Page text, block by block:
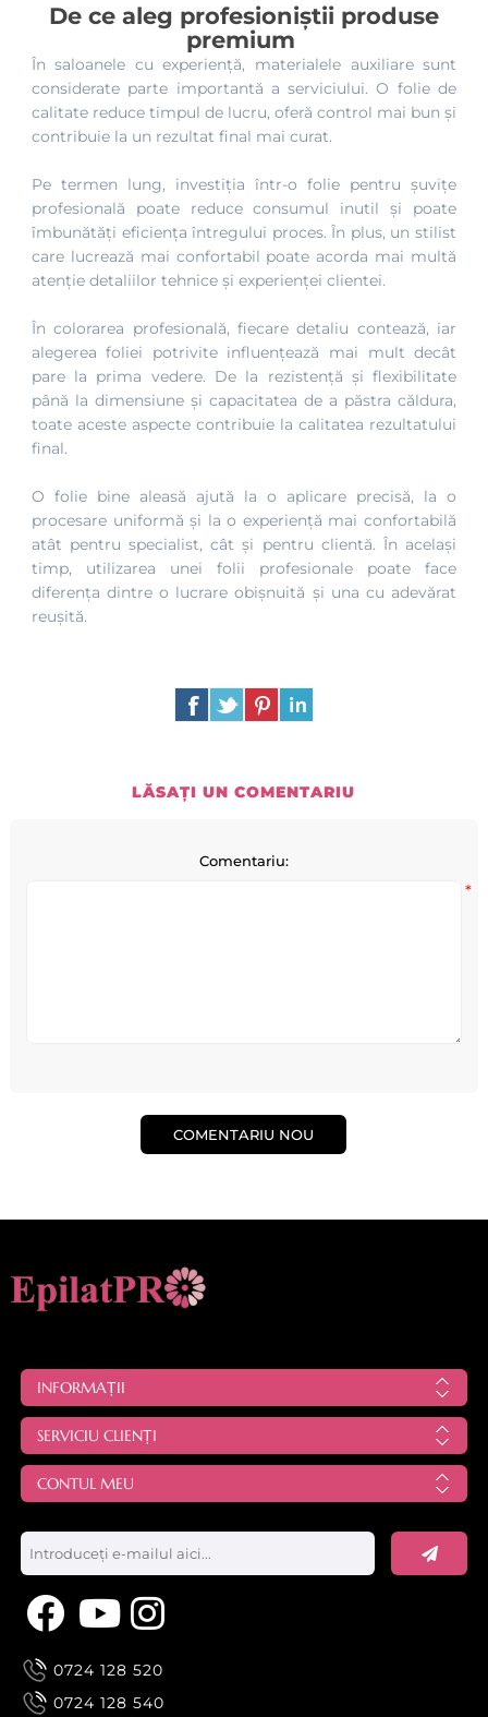
De ce aleg profesioniștii produse
premium
În saloanele cu experiență, materialele auxiliare sunt
considerate parte importantă a serviciului. O folie de
calitate reduce timpul de lucru, oferă control mai bun și
contribuie la un rezultat final mai curat.
Pe termen lung, investiția într-o folie pentru șuvițe
profesională poate reduce consumul inutil și poate
îmbunătăți eficiența întregului proces. În plus, un stilist
care lucrează mai confortabil poate acorda mai multă
atenție detaliilor tehnice și experienței clientei.
În colorarea profesională, fiecare detaliu contează, iar
alegerea foliei potrivite influențează mai mult decât
pare la prima vedere. De la rezistență și flexibilitate
până la dimensiune și capacitatea de a păstra căldura,
toate aceste aspecte contribuie la calitatea rezultatului
final.
O folie bine aleasă ajută la o aplicare precisă, la o
procesare uniformă și la o experiență mai confortabilă
atât pentru specialist, cât și pentru clientă. În același
timp, utilizarea unei folii profesionale poate face
diferența dintre o lucrare obișnuită și una cu adevărat
reușită.
LĂSAȚI UN COMENTARIU
Comentariu:
*
COMENTARIU NOU
INFORMAȚII
SERVICIU CLIENȚI
CONTUL MEU
0724 128 520
0724 128 540